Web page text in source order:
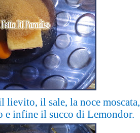
il sale, la noce moscata,
e infine il succo di Lemondor.